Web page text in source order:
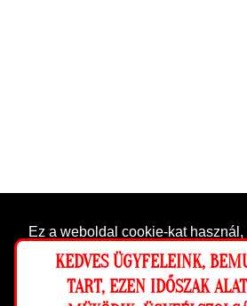
Ez a weboldal cookie-kat használ,
lehető legjobb élményt nyújtsa
Beállítások
KEDVES ÜGYFELEINK,
TART, EZEN IDŐSZAK